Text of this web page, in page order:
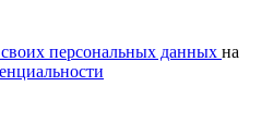
своих персональных данных на